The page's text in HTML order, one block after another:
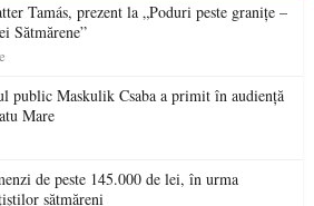
Tamás, prezent la „Poduri peste granițe –
Sătmărene”
public Maskulik Csaba a primit în audiență
Mare
de peste 145.000 de lei, în urma
sătmăreni